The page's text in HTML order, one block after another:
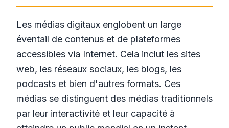
Les médias digitaux englobent un large
éventail de contenus et de plateformes
accessibles via Internet. Cela inclut les sites
web, les réseaux sociaux, les blogs, les
podcasts et bien d'autres formats. Ces
médias se distinguent des médias traditionnels
par leur interactivité et leur capacité à